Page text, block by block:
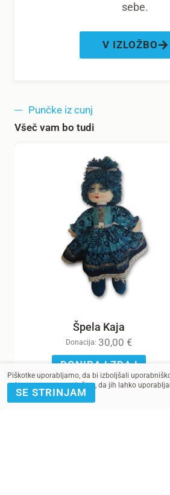
sebe.
V IZLOŽBO
Punčke iz cunj
Všeč vam bo tudi
Špela Kaja
Donacija: 30,00 €
DONIRAJ ZDAJ
Piškotke uporabljamo, da bi izboljšali
spletnega mesta soglašate, da jih lahko
SE STRINJAM